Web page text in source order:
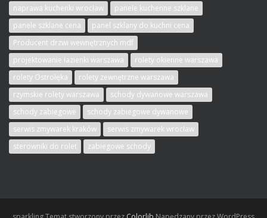
naprawa kuchenki wrocław
panele kuchenne szklane
panele szklane cena
panel szklany do kuchni cena
Producent drzwi wewnętrznych mdf
projektowanie łazienki warszawa
rolety okienne warszawa
rolety Ostrołęka
rolety zewnętrzne warszawa
rzymskie rolety warszawa
schody dywanowe warszawa
schody zabiegowe
schody zabiegowe dywanowe
serwis zmywarek kraków
serwis zmywarek wrocław
sterowniki do rolet
zabiegowe schody